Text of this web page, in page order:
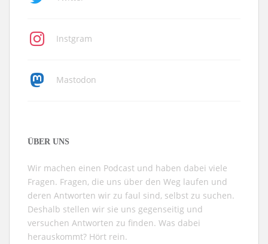
Instgram
Mastodon
ÜBER UNS
Wir machen einen Podcast und haben dabei viele
Fragen. Fragen, die uns über den Weg laufen und
deren Antworten wir zu faul sind, selbst zu suchen.
Deshalb stellen wir sie uns gegenseitig und
versuchen Antworten zu finden. Was dabei
herauskommt? Hört rein.